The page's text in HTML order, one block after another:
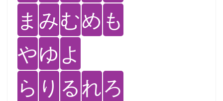
ま みむめ も
やゆ よ
ら り るれろ